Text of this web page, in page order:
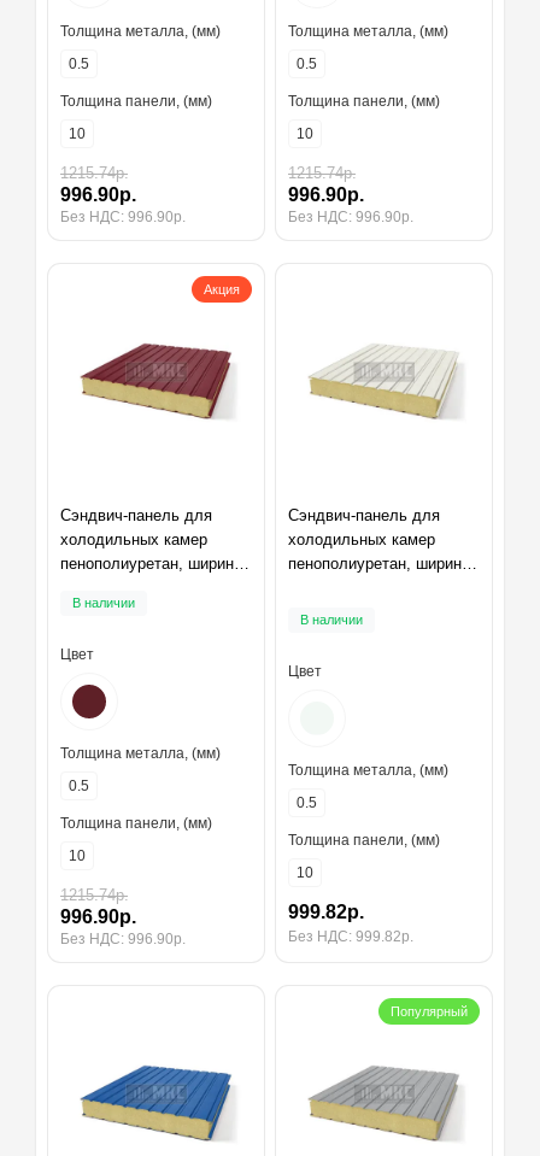
Толщина металла, (мм)
0.5
Толщина панели, (мм)
10
1215.74р.
996.90р.
Без НДС: 996.90р.
Толщина металла, (мм)
0.5
Толщина панели, (мм)
10
1215.74р.
996.90р.
Без НДС: 996.90р.
Акция
Сэндвич-панель для
холодильных камер
пенополиуретан, ширина
RAL3005
В наличии
Цвет
Толщина металла, (мм)
0.5
Толщина панели, (мм)
10
1215.74р.
996.90р.
Без НДС: 996.90р.
Сэндвич-панель для
холодильных камер
пенополиуретан, ширина
RAL9003
В наличии
Цвет
Толщина металла, (мм)
0.5
Толщина панели, (мм)
10
999.82р.
Без НДС: 999.82р.
Популярный